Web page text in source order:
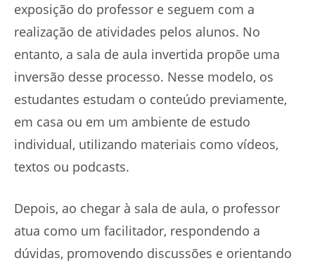
exposição do professor e seguem com a
realização de atividades pelos alunos. No
entanto, a sala de aula invertida propõe uma
inversão desse processo. Nesse modelo, os
estudantes estudam o conteúdo previamente,
em casa ou em um ambiente de estudo
individual, utilizando materiais como vídeos,
textos ou podcasts.
Depois, ao chegar à sala de aula, o professor
atua como um facilitador, respondendo a
dúvidas, promovendo discussões e orientando